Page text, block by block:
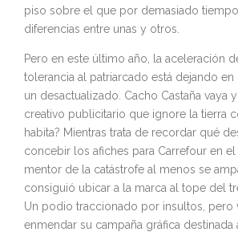
piso sobre el que por demasiado
diferencias entre unas y otros.
Pero en este último año, la aceleración
tolerancia al patriarcado está dejando
un desactualizado. Cacho Castaña vaya
creativo publicitario que ignore la tierra
habita? Mientras trata de recordar qué
concebir los afiches para Carrefour en
mentor de la catástrofe al menos se
consiguió ubicar a la marca al tope del
Un podio traccionado por insultos, pero
enmendar su campaña gráfica destinada